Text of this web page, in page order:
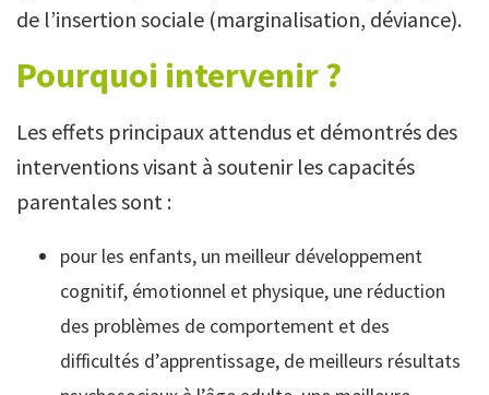
de l’insertion sociale (marginalisation, déviance).
Pourquoi intervenir ?
Les effets principaux attendus et démontrés des
interventions visant à soutenir les capacités
parentales sont :
pour les enfants, un meilleur développement
cognitif, émotionnel et physique, une réduction
des problèmes de comportement et des
difficultés d’apprentissage, de meilleurs résultats